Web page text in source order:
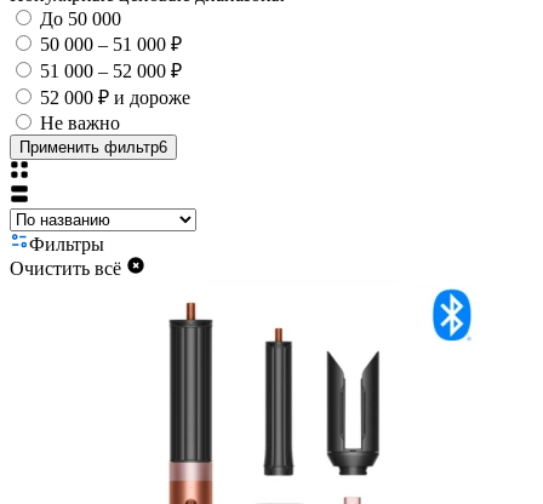
До 50 000
50 000 – 51 000 ₽
51 000 – 52 000 ₽
52 000 ₽ и дороже
Не важно
Применить фильтр6
Фильтры
Очистить всё